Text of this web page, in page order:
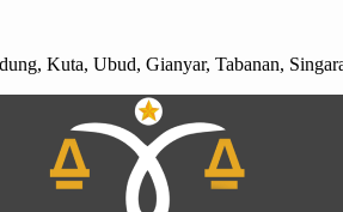
Kuta, Ubud, Gianyar, Tabanan,